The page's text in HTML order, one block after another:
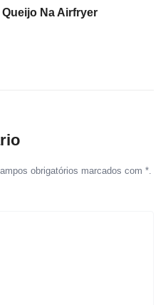
Queijo Na Airfryer
obrigatórios marcados com *.